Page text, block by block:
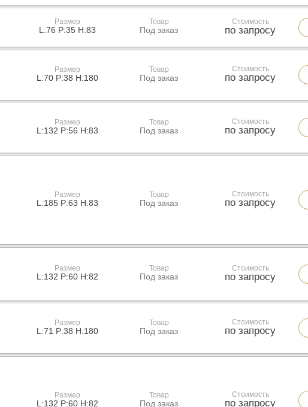
Размер
L:76 P:35 H:83
Товар
Под заказ
Стоимость
по запросу
Размер
L:70 P:38 H:180
Товар
Под заказ
Стоимость
по запросу
Размер
L:132 P:56 H:83
Товар
Под заказ
Стоимость
по запросу
Размер
L:185 P:63 H:83
Товар
Под заказ
Стоимость
по запросу
Размер
L:132 P:60 H:82
Товар
Под заказ
Стоимость
по запросу
Размер
L:71 P:38 H:180
Товар
Под заказ
Стоимость
по запросу
Размер
L:132 P:60 H:82
Товар
Под заказ
Стоимость
по запросу